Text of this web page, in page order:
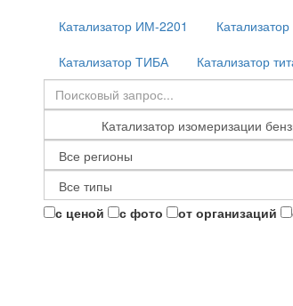
Катализатор ИМ-2201
Катализатор ТИБА
Катализатор
с ценой с фото от организаций